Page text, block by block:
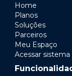
Home
Planos
Soluções
Parceiros
Meu Espaço
Acessar sistema